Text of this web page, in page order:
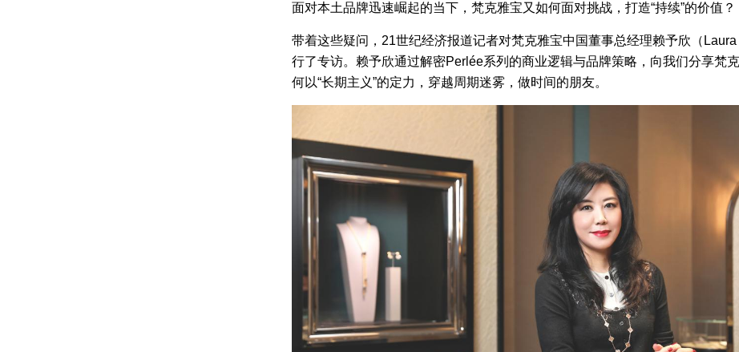
面对本土品牌迅速崛起的当下，梵克雅宝又如何面对挑战，打造“持续”的价值？
带着这些疑问，21世纪经济报道记者对梵克雅宝中国董事总经理赖予欣（
行了专访。赖予欣通过解密Perlée系列的商业逻辑与品牌策略，向我们分享梵
何以“长期主义”的定力，穿越周期迷雾，做时间的朋友。